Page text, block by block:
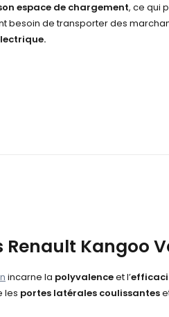
espace de chargement, ce qui
besoin de transporter des
.
Renault Kangoo
incarne la polyvalenceet l’
les portes latérales coulissantes